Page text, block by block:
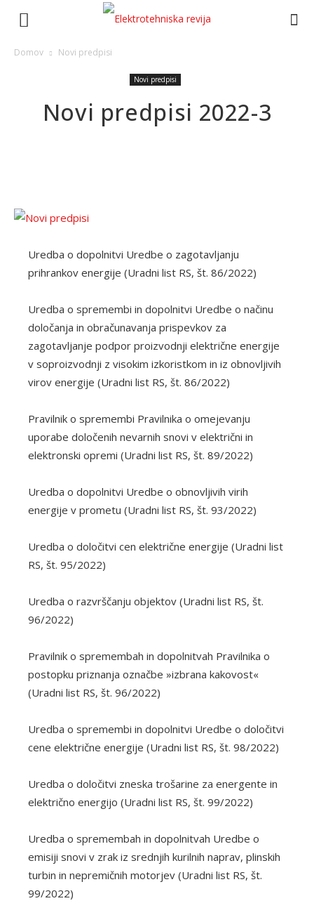
Domov Novi predpisi
Novi predpisi
Novi predpisi 2022-3
Uredba o dopolnitvi Uredbe o zagotavljanju
prihrankov energije (Uradni list RS, št. 86/2022)
Uredba o spremembi in dopolnitvi Uredbe o načinu
določanja in obračunavanja prispevkov za
zagotavljanje podpor proizvodnji električne energije
v soproizvodnji z visokim izkoristkom in iz obnovljivih
virov energije (Uradni list RS, št. 86/2022)
Pravilnik o spremembi Pravilnika o omejevanju
uporabe določenih nevarnih snovi v električni in
elektronski opremi (Uradni list RS, št. 89/2022)
Uredba o dopolnitvi Uredbe o obnovljivih virih
energije v prometu (Uradni list RS, št. 93/2022)
Uredba o določitvi cen električne energije (Uradni list
RS, št. 95/2022)
Uredba o razvrščanju objektov (Uradni list RS, št.
96/2022)
Pravilnik o spremembah in dopolnitvah Pravilnika o
postopku priznanja označbe »izbrana kakovost«
(Uradni list RS, št. 96/2022)
Uredba o spremembi in dopolnitvi Uredbe o določitvi
cene električne energije (Uradni list RS, št. 98/2022)
Uredba o določitvi zneska trošarine za energente in
električno energijo (Uradni list RS, št. 99/2022)
Uredba o spremembah in dopolnitvah Uredbe o
emisiji snovi v zrak iz srednjih kurilnih naprav, plinskih
turbin in nepremičnih motorjev (Uradni list RS, št.
99/2022)